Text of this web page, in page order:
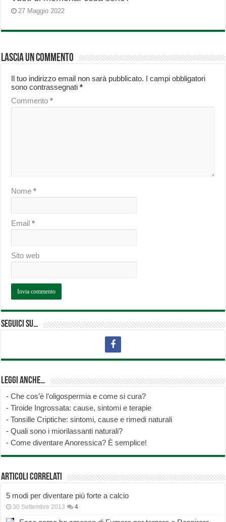
27 Maggio 2022
Lascia un commento
Il tuo indirizzo email non sarà pubblicato. I campi obbligatori
sono contrassegnati*
Commento*
Nome*
Email*
Sito web
Seguici su…
Leggi anche…
-Che cos’è l’oligospermia e come si cura?
-Tiroide Ingrossata: cause, sintomi e terapie
-Tonsille Criptiche: sintomi, cause e rimedi naturali
-Quali sono i miorilassanti naturali?
-Come diventare Anoressica? È semplice!
Articoli correlati
5 modi per diventare più forte a calcio
30 Settembre 2013 4